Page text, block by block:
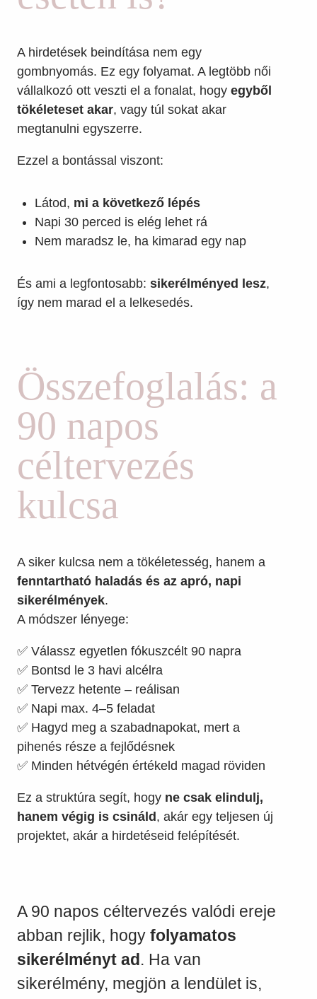
A hirdetések beindítása nem egy
gombnyomás. Ez egy folyamat. A legtöbb női
vállalkozó ott veszti el a fonalat, hogy egyből
tökéleteset akar, vagy túl sokat akar
megtanulni egyszerre.
Ezzel a bontással viszont:
Látod, mi a következő lépés
Napi 30 perced is elég lehet rá
Nem maradsz le, ha kimarad egy nap
És ami a legfontosabb: sikerélményed lesz,
így nem marad el a lelkesedés.
Összefoglalás: a
90 napos
céltervezés
kulcsa
A siker kulcsa nem a tökéletesség, hanem a
fenntartható haladás és az apró, napi
sikerélmények.
A módszer lényege:
✅ Válassz egyetlen fókuszcélt 90 napra
✅ Bontsd le 3 havi alcélra
✅ Tervezz hetente – reálisan
✅ Napi max. 4–5 feladat
✅ Hagyd meg a szabadnapokat, mert a
pihenés része a fejlődésnek
✅ Minden hétvégén értékeld magad röviden
Ez a struktúra segít, hogy ne csak elindulj,
hanem végig is csináld , akár egy teljesen új
projektet, akár a hirdetéseid felépítését.
A 90 napos céltervezés valódi ereje
abban rejlik, hogy folyamatos
sikerélményt ad. Ha van
sikerélmény, megjön a lendület is,